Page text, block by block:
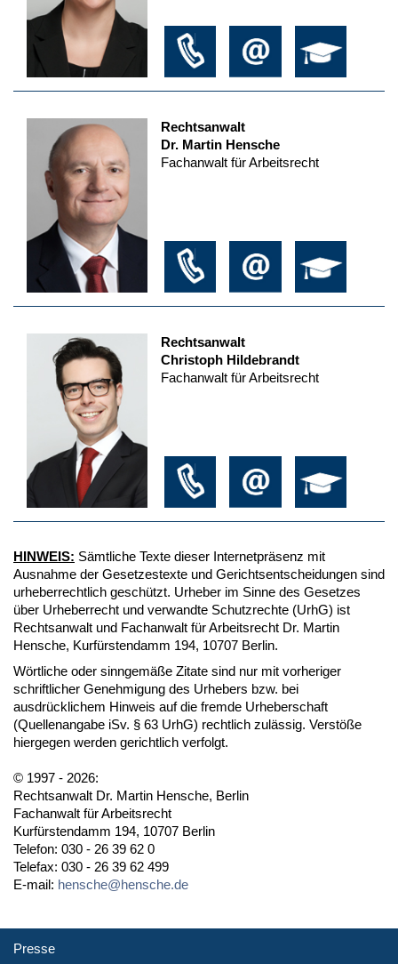
Rechtsanwalt
Dr. Martin Hensche
Fachanwalt für Arbeitsrecht
Rechtsanwalt
Christoph Hildebrandt
Fachanwalt für Arbeitsrecht
HINWEIS: Sämtliche Texte dieser Internetpräsenz mit
Ausnahme der Gesetzestexte und Gerichtsentscheidungen sind
urheberrechtlich geschützt. Urheber im Sinne des Gesetzes
über Urheberrecht und verwandte Schutzrechte (UrhG) ist
Rechtsanwalt und Fachanwalt für Arbeitsrecht Dr. Martin
Hensche, Kurfürstendamm 194, 10707 Berlin.
Wörtliche oder sinngemäße Zitate sind nur mit vorheriger
schriftlicher Genehmigung des Urhebers bzw. bei
ausdrücklichem Hinweis auf die fremde Urheberschaft
(Quellenangabe iSv. § 63 UrhG) rechtlich zulässig. Verstöße
hiergegen werden gerichtlich verfolgt.
© 1997 - 2026:
Rechtsanwalt Dr. Martin Hensche, Berlin
Fachanwalt für Arbeitsrecht
Kurfürstendamm 194, 10707 Berlin
Telefon: 030 - 26 39 62 0
Telefax: 030 - 26 39 62 499
E-mail: hensche@hensche.de
Presse